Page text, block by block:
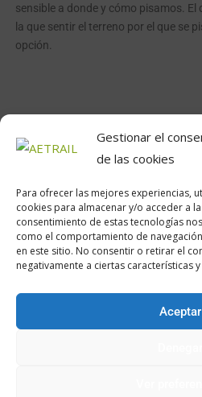
Gestionar el
de las cookies
Para ofrecer las mejores experiencias,
cookies para almacenar y/o acceder a
consentimiento de estas tecnologías
como el comportamiento de
en este sitio. No consentir o retirar el
negativamente a ciertas características
Aceptar
sensible a donde y cómo pisamos.
la que sentir el terreno por el que se
opción.
Calle Daoiz, 12,